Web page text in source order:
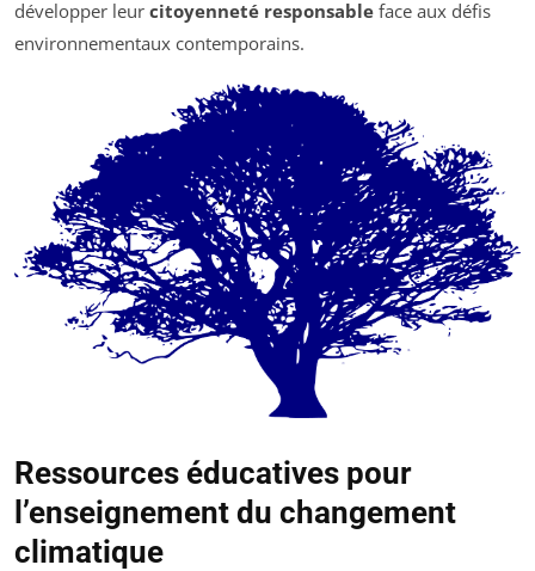
développer leur citoyenneté responsable face aux défis
environnementaux contemporains.
Ressources éducatives pour
l’enseignement du changement
climatique